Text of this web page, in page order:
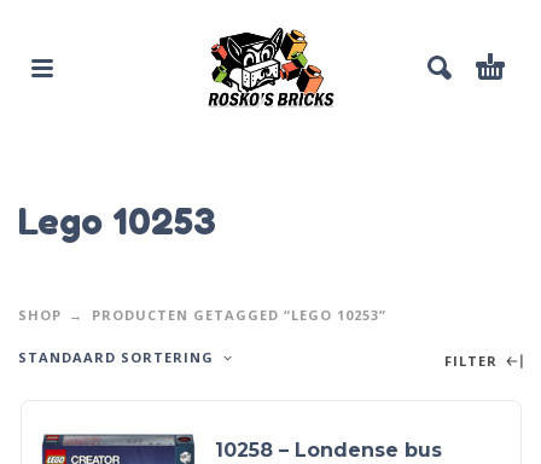
Lego 10253
SHOP PRODUCTEN GETAGGED “LEGO 10253”
STANDAARD SORTERING FILTER
10258 – Londense bus